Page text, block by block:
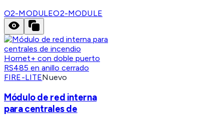
O2-MODULEO2-MODULE
FIRE-LITENuevo
Módulo de red interna
para centrales de